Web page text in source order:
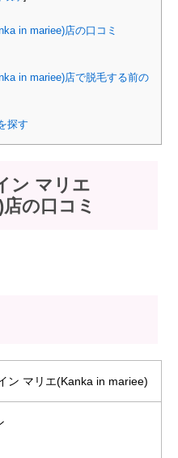
in mariee)店の口コミ
in mariee)店で脱毛する前の
探す
ン マリエ
の口コミ
ン マリエ(Kanka in mariee)